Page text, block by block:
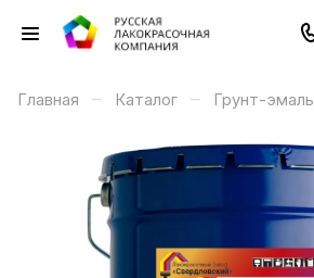
Главная – Каталог – Грунт-эмаль